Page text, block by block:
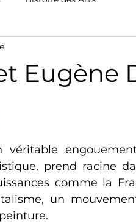
Eugène
véritable
prend racine
comme la
un